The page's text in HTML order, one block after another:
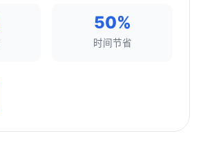
50%
时间节省